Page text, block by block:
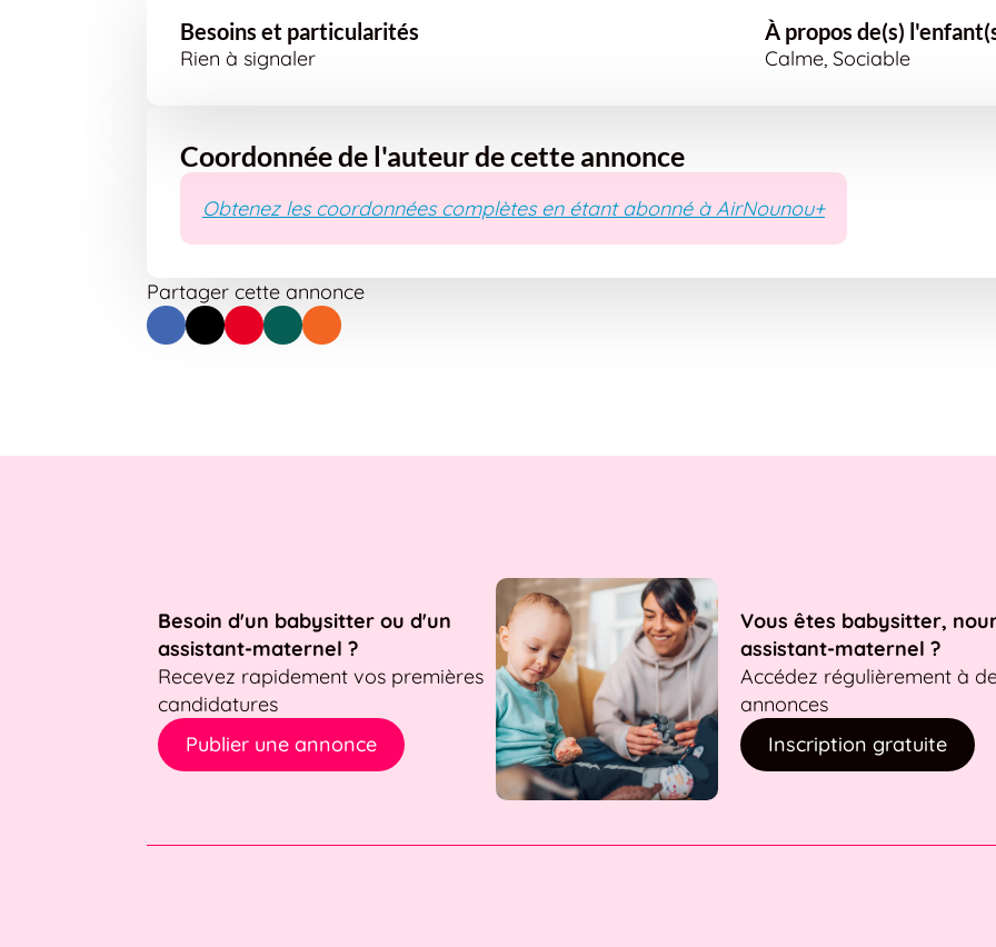
Besoins et particularités
Rien à signaler
À propos de(s)
Calme, Sociable
Coordonnée de l'auteur de cette annonce
Obtenez les coordonnées complètes en étant abonné à AirNounou+
Partager cette annonce
Besoin d'un babysitter ou d'un
assistant-maternel ?
Recevez rapidement vos premières
candidatures
Publier une annonce
Vous êtes babysitter,
assistant-maternel ?
Accédez régulièrement à
annonces
Inscription gratuite